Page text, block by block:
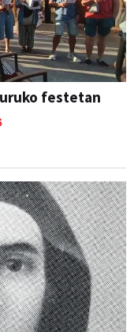
festetan